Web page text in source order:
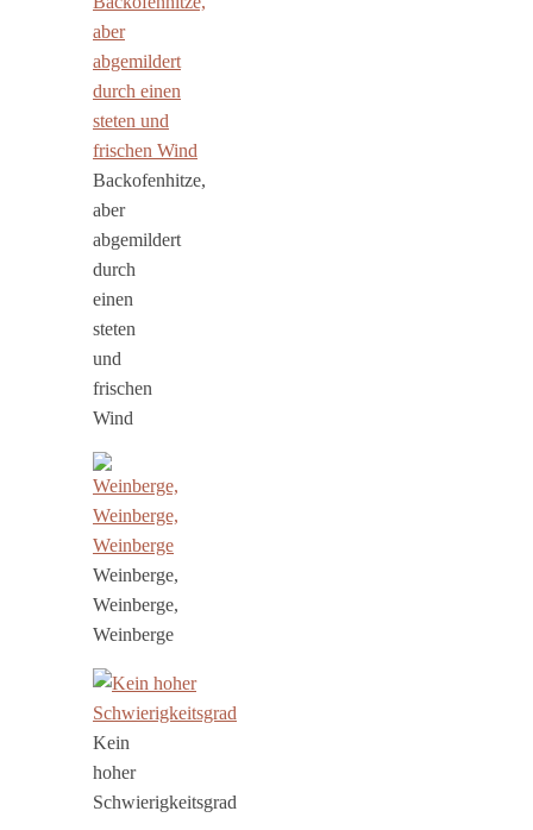
Backofenhitze,
aber
abgemildert
durch
einen
steten
und
frischen
Wind
Weinberge,
Weinberge,
Weinberge
Kein
hoher
Schwierigkeitsgrad